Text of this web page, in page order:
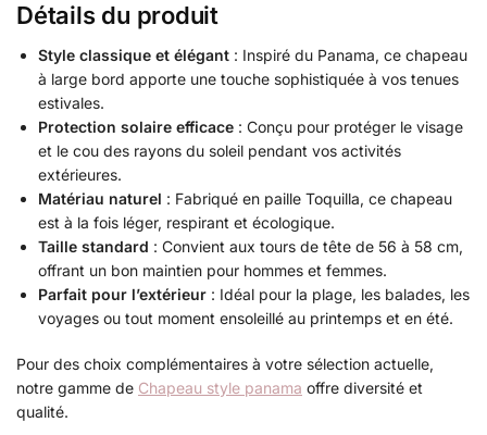
Détails du produit
Style classique et élégant : Inspiré du Panama, ce chapeau
à large bord apporte une touche sophistiquée à vos tenues
estivales.
Protection solaire efficace : Conçu pour protéger le visage
et le cou des rayons du soleil pendant vos activités
extérieures.
Matériau naturel : Fabriqué en paille Toquilla, ce chapeau
est à la fois léger, respirant et écologique.
Taille standard : Convient aux tours de tête de 56 à 58 cm,
offrant un bon maintien pour hommes et femmes.
Parfait pour l’extérieur : Idéal pour la plage, les balades, les
voyages ou tout moment ensoleillé au printemps et en été.
Pour des choix complémentaires à votre sélection actuelle,
notre gamme de Chapeau style panama offre diversité et
qualité.